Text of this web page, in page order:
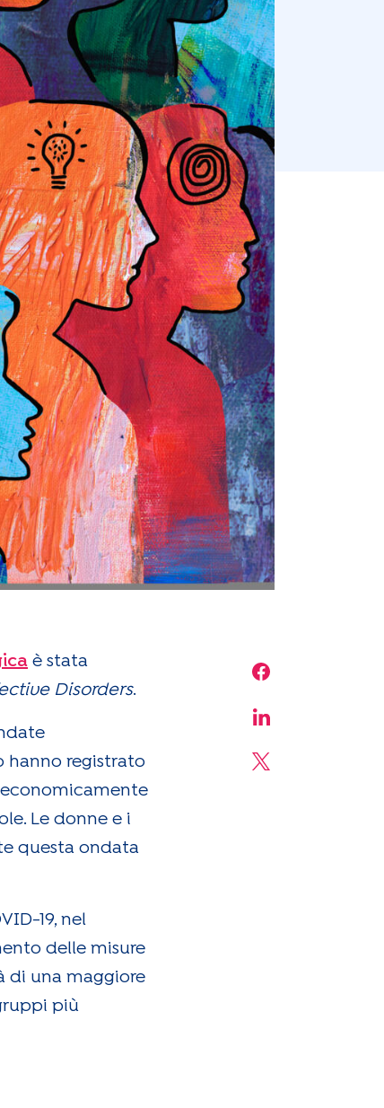
Share on
Share on
Share on X
è stata
Disorders.
hanno registrato
Le donne e i
questa ondata
19, nel
delle misure
di una maggiore
più